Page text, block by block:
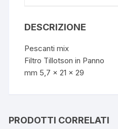
DESCRIZIONE
Pescanti mix
Filtro Tillotson in Panno
mm 5,7 x 21 x 29
PRODOTTI CORRELATI